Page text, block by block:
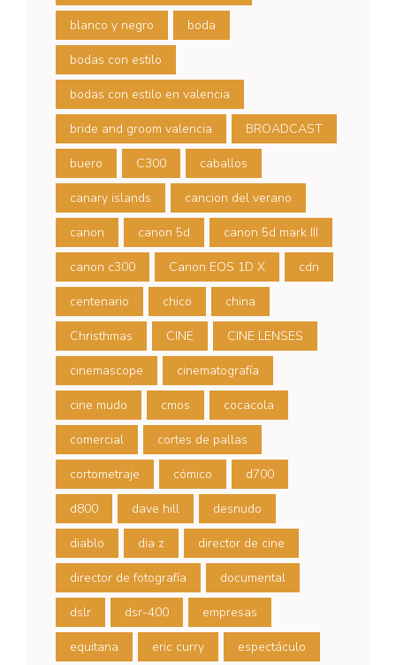
blanco y negro boda
bodas con estilo
bodas con estilo en valencia
bride and groom valencia BROADCAST
buero C300 caballos
canary islands cancion del verano
canon canon 5d canon 5d mark III
canon c300 Canon EOS 1D X cdn
centenario chico china
Christhmas CINE CINE LENSES
cinemascope cinematografía
cine mudo cmos cocacola
comercial cortes de pallas
cortometraje cómico d700
d800 dave hill desnudo
diablo dia z director de cine
director de fotografía documental
dslr dsr-400 empresas
equitana eric curry espectáculo